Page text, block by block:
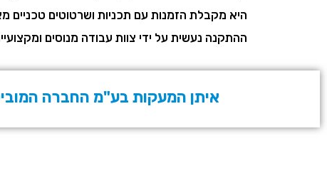
היא מקבלת הזמנות עם תכניות ושרטוטים
ההתקנה נעשית על ידי צוות עבודה מנוסים
איתן המעקות בע"מ החברה המובילה